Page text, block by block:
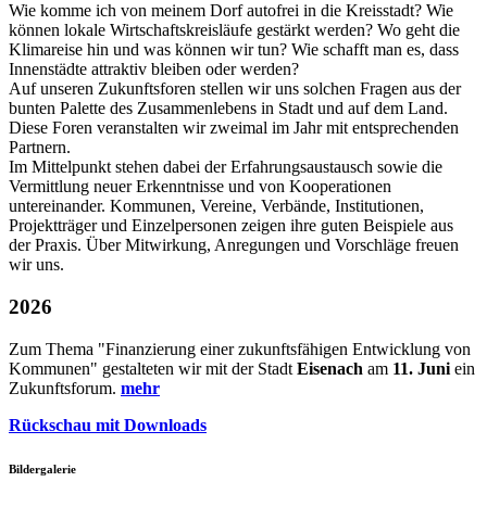
Wie komme ich von meinem Dorf autofrei in die Kreisstadt? Wie
können lokale Wirtschaftskreisläufe gestärkt werden? Wo geht die
Klimareise hin und was können wir tun? Wie schafft man es, dass
Innenstädte attraktiv bleiben oder werden?
Auf unseren Zukunftsforen stellen wir uns solchen Fragen aus der
bunten Palette des Zusammenlebens in Stadt und auf dem Land.
Diese Foren veranstalten wir zweimal im Jahr mit entsprechenden
Partnern.
Im Mittelpunkt stehen dabei der Erfahrungsaustausch sowie die
Vermittlung neuer Erkenntnisse und von Kooperationen
untereinander. Kommunen, Vereine, Verbände, Institutionen,
Projektträger und Einzelpersonen zeigen ihre guten Beispiele aus
der Praxis. Über Mitwirkung, Anregungen und Vorschläge freuen
wir uns.
2026
Zum Thema "Finanzierung einer zukunftsfähigen Entwicklung von
Kommunen" gestalteten wirmit der Stadt Eisenach am 11. Juni ein
Zukunftsforum. mehr
Rückschau mit Downloads
Bildergalerie